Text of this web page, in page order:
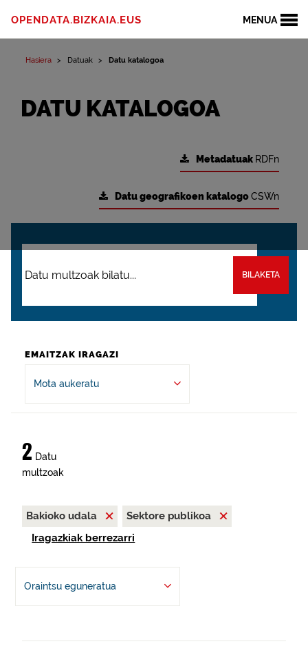
MENUA
OPENDATA.BIZKAIA.EUS
Hasiera Datuak Datu katalogoa
DATU KATALOGOA
Metadatuak RDFn
Datu geografikoen katalogoCSWn
BILAKETA
EMAITZAK IRAGAZI
Mota aukeratu
2 Datu
multzoak
Bakioko udala
Sektore publikoa
Iragazkiak berrezarri
Oraintsu eguneratua